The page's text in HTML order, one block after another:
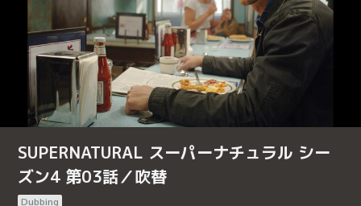
SUPERNATURAL スーパーナチュラル シー
ズン4 第03話／吹替
Dubbing